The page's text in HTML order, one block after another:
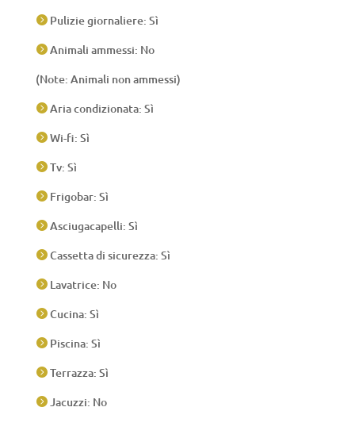
Pulizie giornaliere: Sì
Animali ammessi: No
(Note: Animali non ammessi)
Aria condizionata: Sì
Wi-fi: Sì
Tv: Sì
Frigobar: Sì
Asciugacapelli: Sì
Cassetta di sicurezza: Sì
Lavatrice: No
Cucina: Sì
Piscina: Sì
Terrazza: Sì
Jacuzzi: No